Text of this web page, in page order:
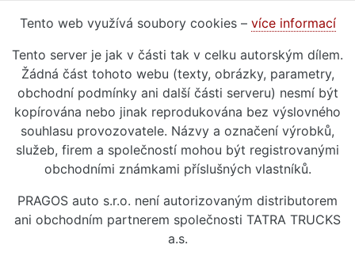
Tento web využívá soubory cookies – více informací
Tento server je jak v části tak v celku autorským dílem.
Žádná část tohoto webu (texty, obrázky, parametry,
obchodní podmínky ani další části serveru) nesmí být
kopírována nebo jinak reprodukována bez výslovného
souhlasu provozovatele. Názvy a označení výrobků,
služeb, firem a společností mohou být registrovanými
obchodními známkami příslušných vlastníků.
PRAGOS auto s.r.o. není autorizovaným distributorem
ani obchodním partnerem společnosti TATRA TRUCKS
a.s.